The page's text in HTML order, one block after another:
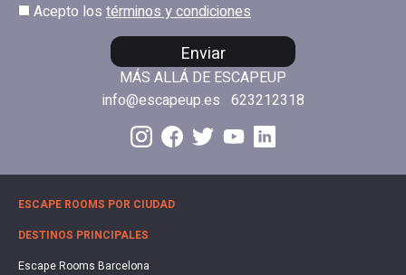
Acepto los términos y condiciones
Enviar
MÁS ALLÁ DE ESCAPEUP
info@escapeup.es 623212318
ESCAPE ROOMS POR CIUDAD
DESTINOS PRINCIPALES
Escape Rooms Barcelona